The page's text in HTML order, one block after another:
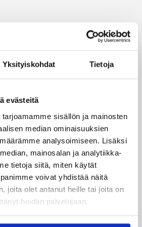
Yksityiskohdat Tietoja
evästeitä
sisällön ja mainosten
median ominaisuuksien
analysoimiseen. Lisäksi
mainosalan ja analytiikka-
tietoja siitä, miten käytät
voivat yhdistää näitä
joita olet antanut heille tai joita on
heidän palvelujaan.
04.08.2026 12:00
-haaste alkaa
valmiin konseptin